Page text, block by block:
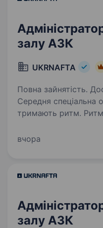
залу АЗК
UKRNAFTA
Повна зайнятість.
Середня спеціальна освіта.
тримають ритм. Ритм
нафтовидобувна
000+…
вчора
залу АЗК